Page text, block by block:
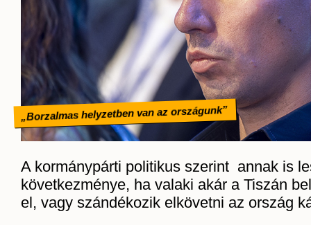
„Borzalmas helyzetben van az országunk”
A kormánypárti politikus szerint annak is
következménye, ha valaki akár a Tiszán
el, vagy szándékozik elkövetni az ország